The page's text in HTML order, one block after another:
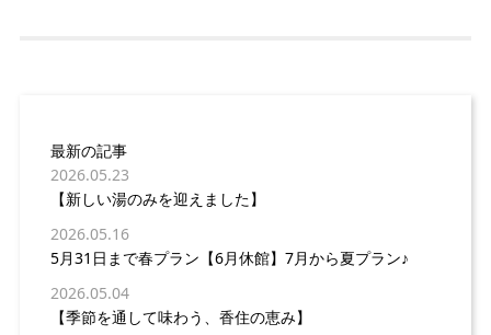
最新の記事
2026.05.23
【新しい湯のみを迎えました】
2026.05.16
5月31日まで春プラン【6月休館】7月から夏プラン♪
2026.05.04
【季節を通して味わう、香住の恵み】